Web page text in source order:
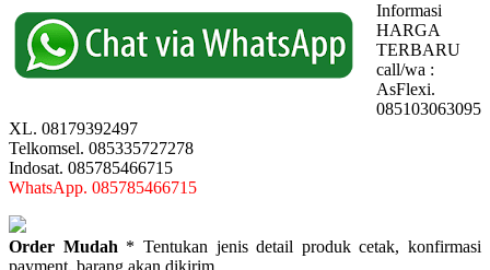
Informasi
HARGA
TERBARU
call/wa :
AsFlexi.
085103063095
XL. 08179392497
Telkomsel. 085335727278
Indosat. 085785466715
WhatsApp. 085785466715
Order Mudah * Tentukan jenis detail produk cetak, konfirmasi